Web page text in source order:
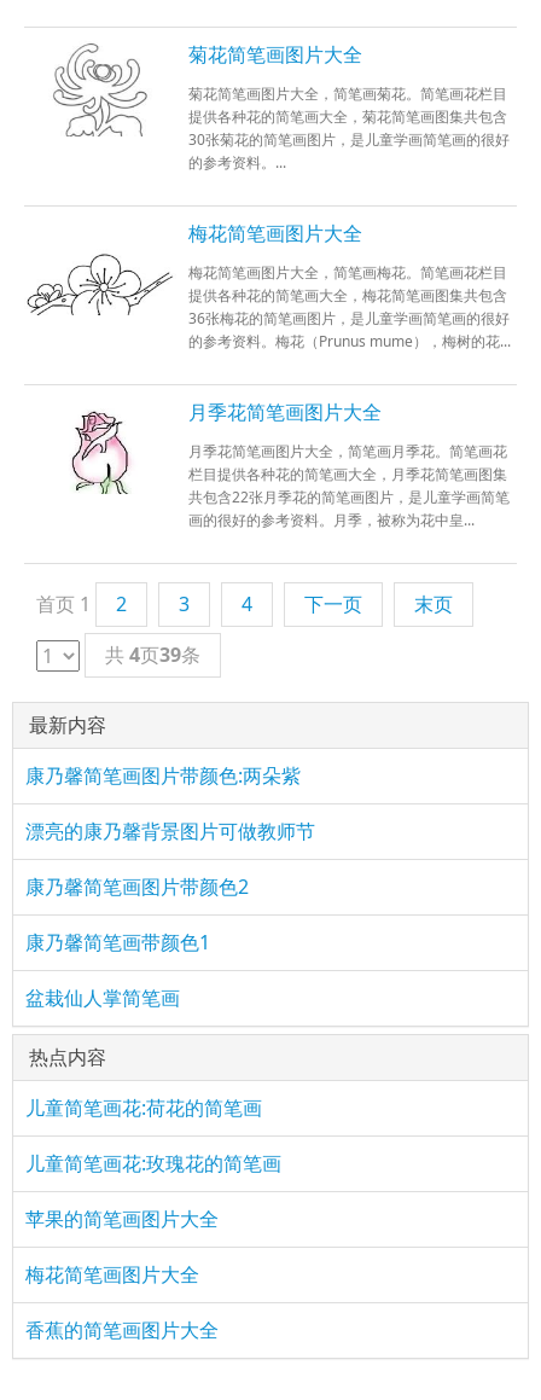
菊花简笔画图片大全
菊花简笔画图片大全，简笔画菊花。简笔画花栏目
提供各种花的简笔画大全，菊花简笔画图集共包含
30张菊花的简笔画图片，是儿童学画简笔画的很好
的参考资料。...
梅花简笔画图片大全
梅花简笔画图片大全，简笔画梅花。简笔画花栏目
提供各种花的简笔画大全，梅花简笔画图集共包含
36张梅花的简笔画图片，是儿童学画简笔画的很好
的参考资料。梅花（Prunus mume），梅树的花...
月季花简笔画图片大全
月季花简笔画图片大全，简笔画月季花。简笔画花
栏目提供各种花的简笔画大全，月季花简笔画图集
共包含22张月季花的简笔画图片，是儿童学画简笔
画的很好的参考资料。月季，被称为花中皇...
首页 1 2 3 4 下一页
末页
共4页39条
最新内容
康乃馨简笔画图片带颜色:两朵紫
漂亮的康乃馨背景图片可做教师节
康乃馨简笔画图片带颜色2
康乃馨简笔画带颜色1
盆栽仙人掌简笔画
热点内容
儿童简笔画花:荷花的简笔画
儿童简笔画花:玫瑰花的简笔画
苹果的简笔画图片大全
梅花简笔画图片大全
香蕉的简笔画图片大全